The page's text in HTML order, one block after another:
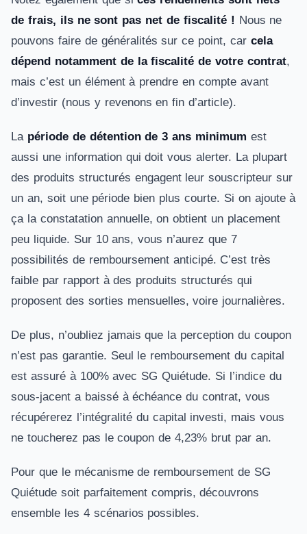
de frais, ils ne sont pas net de fiscalité ! Nous ne
pouvons faire de généralités sur ce point, car cela
dépend notamment de la fiscalité de votre contrat,
mais c’est un élément à prendre en compte avant
d’investir (nous y revenons en fin d’article).
La période de détention de 3 ans minimum est
aussi une information qui doit vous alerter. La plupart
des produits structurés engagent leur souscripteur sur
un an, soit une période bien plus courte. Si on ajoute à
ça la constatation annuelle, on obtient un placement
peu liquide. Sur 10 ans, vous n’aurez que 7
possibilités de remboursement anticipé. C’est très
faible par rapport à des produits structurés qui
proposent des sorties mensuelles, voire journalières.
De plus, n’oubliez jamais que la perception du coupon
n’est pas garantie. Seul le remboursement du capital
est assuré à 100% avec SG Quiétude. Si l’indice du
sous-jacent a baissé à échéance du contrat, vous
récupérerez l’intégralité du capital investi, mais vous
ne toucherez pas le coupon de 4,23% brut par an.
Pour que le mécanisme de remboursement de SG
Quiétude soit parfaitement compris, découvrons
ensemble les 4 scénarios possibles.